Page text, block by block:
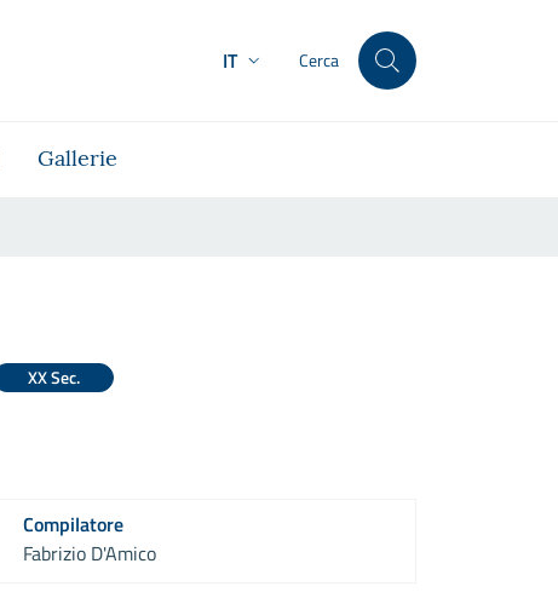
IT Cerca
Gallerie
XX Sec.
Compilatore
Fabrizio D'Amico